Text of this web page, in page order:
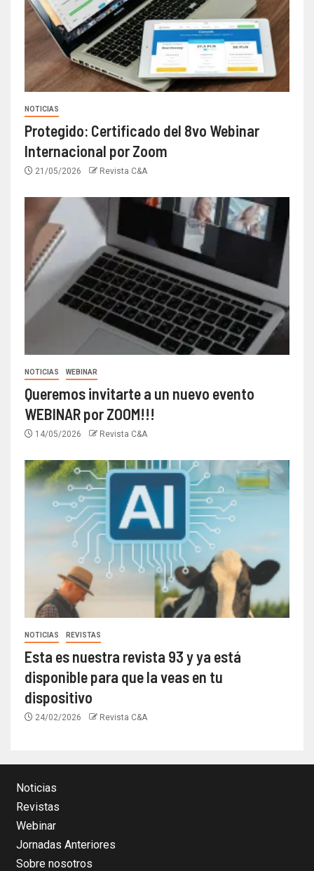
NOTICIAS
Protegido: Certificado del 8vo Webinar
Internacional por Zoom
21/05/2026 Revista C&A
NOTICIAS WEBINAR
Queremos invitarte a un nuevo evento
WEBINAR por ZOOM!!!
14/05/2026 Revista C&A
NOTICIAS REVISTAS
Esta es nuestra revista 93 y ya está
disponible para que la veas en tu
dispositivo
24/02/2026 Revista C&A
Noticias
Revistas
Webinar
Jornadas Anteriores
Sobre nosotros